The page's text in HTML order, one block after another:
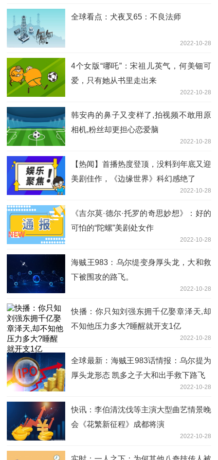
全球看点：犬夜叉65：不良法师
2022-10-28
4个女版“哪吒”：宋祖儿英气，何美钿可
爱，只有她从书里走出来
2022-10-28
韩安冉的鼻子又变样了,拍视频不敢用原
相机,粉丝却更担心恋爱脑
2022-10-28
【热闻】首播热度登顶，没料到年底又迎
美剧佳作，《边缘世界》科幻感绝了
2022-10-28
《吉尔莫·德尔·托罗的奇思妙想》：好的
可怕的“陀螺”美剧处女作
2022-10-28
海贼王983：乌尔缇变身厚头龙，大和救
下被围攻的路飞。
2022-10-28
快播：你只知刘强东拥千亿娶章泽天,却
不知他压力多大?睡醒就开支1亿
2022-10-28
全球最新：海贼王983话情报：乌尔提为
厚头龙形态 凯多之子大和出手救下路飞
2022-10-28
快讯：李伯清沈伐等主演大型曲艺情景晚
会《花繁新征程》成都将演
2022-10-28